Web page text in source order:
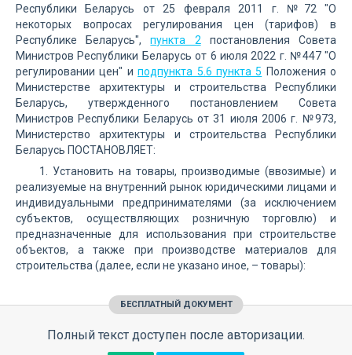
Республики Беларусь от 25 февраля 2011 г. №72 "О
некоторых вопросах регулирования цен (тарифов) в
Республике Беларусь",пункта 2 постановления Совета
Министров Республики Беларусь от 6 июля 2022 г. №447 "О
регулировании цен" иподпункта 5.6 пункта 5 Положения о
Министерстве архитектуры и строительства Республики
Беларусь, утвержденного постановлением Совета
Министров Республики Беларусь от 31 июля 2006 г. №973,
Министерство архитектуры и строительства Республики
Беларусь ПОСТАНОВЛЯЕТ:
1. Установить на товары, производимые (ввозимые) и
реализуемые на внутренний рынок юридическими лицами и
индивидуальными предпринимателями (за исключением
субъектов, осуществляющих розничную торговлю) и
предназначенные для использования при строительстве
объектов, а также при производстве материалов для
строительства (далее, если не указано иное, – товары):
БЕСПЛАТНЫЙ ДОКУМЕНТ
Полный текст доступен после авторизации.